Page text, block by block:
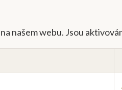
našem webu. Jsou